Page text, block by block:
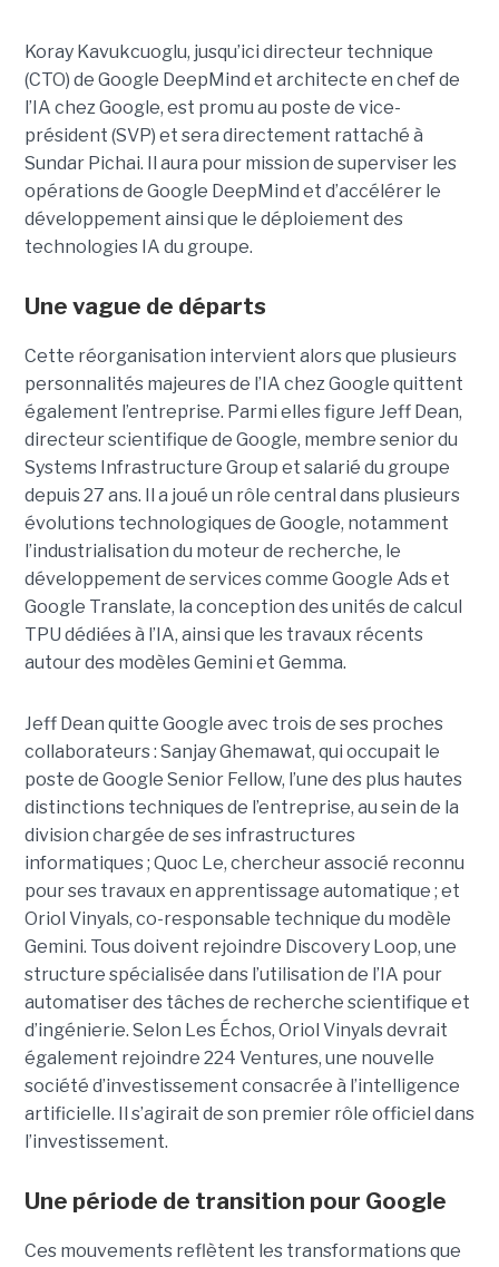
Koray Kavukcuoglu, jusqu’ici directeur technique
(CTO) de Google DeepMind et architecte en chef de
l’IA chez Google, est promu au poste de vice-
président (SVP) et sera directement rattaché à
Sundar Pichai. Il aura pour mission de superviser les
opérations de Google DeepMind et d’accélérer le
développement ainsi que le déploiement des
technologies IA du groupe.
Une vague de départs
Cette réorganisation intervient alors que plusieurs
personnalités majeures de l’IA chez Google quittent
également l’entreprise. Parmi elles figure Jeff Dean,
directeur scientifique de Google, membre senior du
Systems Infrastructure Group et salarié du groupe
depuis 27 ans. Il a joué un rôle central dans plusieurs
évolutions technologiques de Google, notamment
l’industrialisation du moteur de recherche, le
développement de services comme Google Ads et
Google Translate, la conception des unités de calcul
TPU dédiées à l’IA, ainsi que les travaux récents
autour des modèles Gemini et Gemma.
Jeff Dean quitte Google avec trois de ses proches
collaborateurs : Sanjay Ghemawat, qui occupait le
poste de Google Senior Fellow, l’une des plus hautes
distinctions techniques de l’entreprise, au sein de la
division chargée de ses infrastructures
informatiques ; Quoc Le, chercheur associé reconnu
pour ses travaux en apprentissage automatique ; et
Oriol Vinyals, co-responsable technique du modèle
Gemini. Tous doivent rejoindre Discovery Loop, une
structure spécialisée dans l’utilisation de l’IA pour
automatiser des tâches de recherche scientifique et
d’ingénierie. Selon Les Échos, Oriol Vinyals devrait
également rejoindre 224 Ventures, une nouvelle
société d’investissement consacrée à l’intelligence
artificielle. Il s’agirait de son premier rôle officiel dans
l’investissement.
Une période de transition pour Google
Ces mouvements reflètent les transformations que